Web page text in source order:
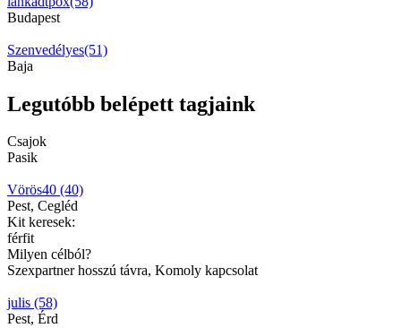
Budapest
Szenvedélyes(51)
Baja
Legutóbb belépett tagjaink
Csajok
Pasik
Vörös40 (40)
Pest, Cegléd
Kit keresek:
férfit
Milyen célból?
Szexpartner hosszú távra, Komoly kapcsolat
julis (58)
Pest, Érd